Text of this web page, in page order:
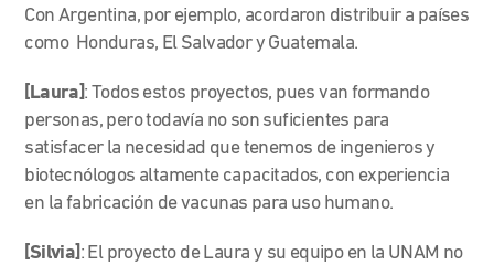
Con Argentina, por ejemplo, acordaron distribuir a países
como Honduras, El Salvador y Guatemala.
[Laura]: Todos estos proyectos, pues van formando
personas, pero todavía no son suficientes para
satisfacer la necesidad que tenemos de ingenieros y
biotecnólogos altamente capacitados, con experiencia
en la fabricación de vacunas para uso humano.
[Silvia] : El proyecto de Laura y su equipo en la UNAM no